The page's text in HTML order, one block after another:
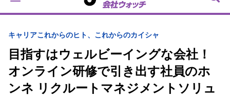
キャリアこれからのヒト、これからのカイシャ
目指すはウェルビーイングな会社！
オンライン研修で引き出す社員のホ
ンネ リクルートマネジメントソリュ